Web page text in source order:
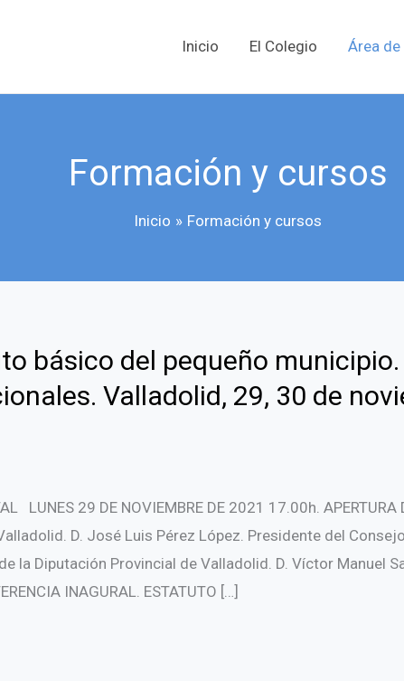
Inicio El Colegio Área
Formación y cursos
Inicio Formación y cursos
básico del pequeño
Valladolid, 29, 30 de
LUNES 29 DE NOVIEMBRE DE 2021 17.00h. APERTURA
D. José Luis Pérez López. Presidente del
la Diputación Provincial de Valladolid. D. Víctor Manuel
INAGURAL. ESTATUTO […]